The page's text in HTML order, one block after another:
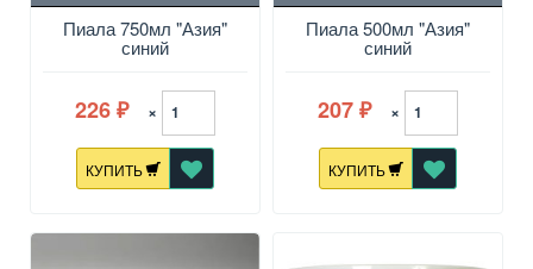
Пиала 750мл "Азия"
синий
226 ₽ ×
КУПИТЬ
Пиала 500мл "Азия"
синий
207 ₽ ×
КУПИТЬ